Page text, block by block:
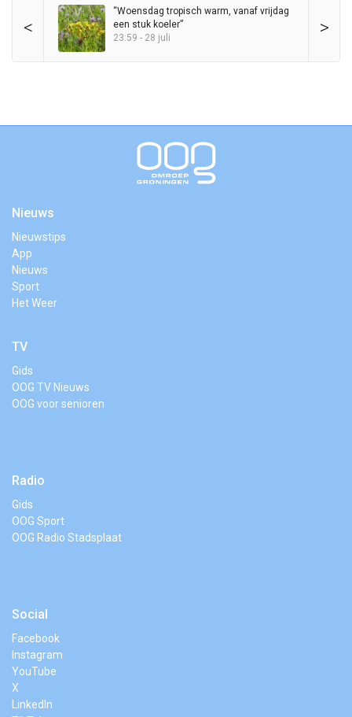
< >
“Woensdag tropisch warm, vanaf vrijdag
een stuk koeler”
23:59 - 28 juli
Nieuws
Nieuwstips
App
Nieuws
Sport
Het Weer
TV
Gids
OOG TV Nieuws
OOG voor senioren
Radio
Gids
OOG Sport
OOG Radio Stadsplaat
Social
Facebook
Instagram
YouTube
X
LinkedIn